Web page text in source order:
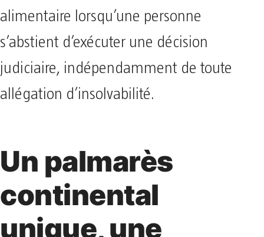
alimentaire lorsqu’une personne
s’abstient d’exécuter une décision
judiciaire, indépendamment de toute
allégation d’insolvabilité.
Un palmarès
continental
unique, une